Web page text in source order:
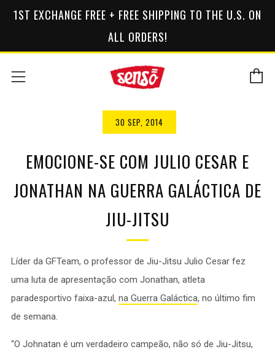
1ST EXCHANGE FREE + FREE SHIPPING TO THE U.S. ON
ALL ORDERS!
Menu
EMOCIONE-SE COM JULIO CESAR E
JONATHAN NA GUERRA GALÁCTICA DE
JIU-JITSU
30 SEP, 2014
Líder da GFTeam, o professor de Jiu-Jitsu Julio Cesar fez
uma luta de apresentação com Jonathan, atleta
paradesportivo faixa-azul, na Guerra Galáctica, no último fim
de semana.
“O Johnatan é um verdadeiro campeão, não só de Jiu-Jitsu,